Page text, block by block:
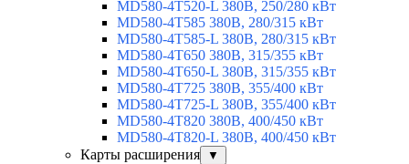
MD580-4T520-L 380В, 250/280 кВт
MD580-4T585 380В, 280/315 кВт
MD580-4T585-L 380В, 280/315 кВт
MD580-4T650 380В, 315/355 кВт
MD580-4T650-L 380В, 315/355 кВт
MD580-4T725 380В, 355/400 кВт
MD580-4T725-L 380В, 355/400 кВт
MD580-4T820 380В, 400/450 кВт
MD580-4T820-L 380В, 400/450 кВт
Карты расширения
▼